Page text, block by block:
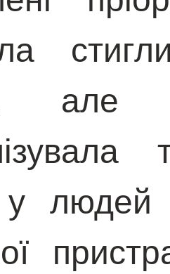
але
людей